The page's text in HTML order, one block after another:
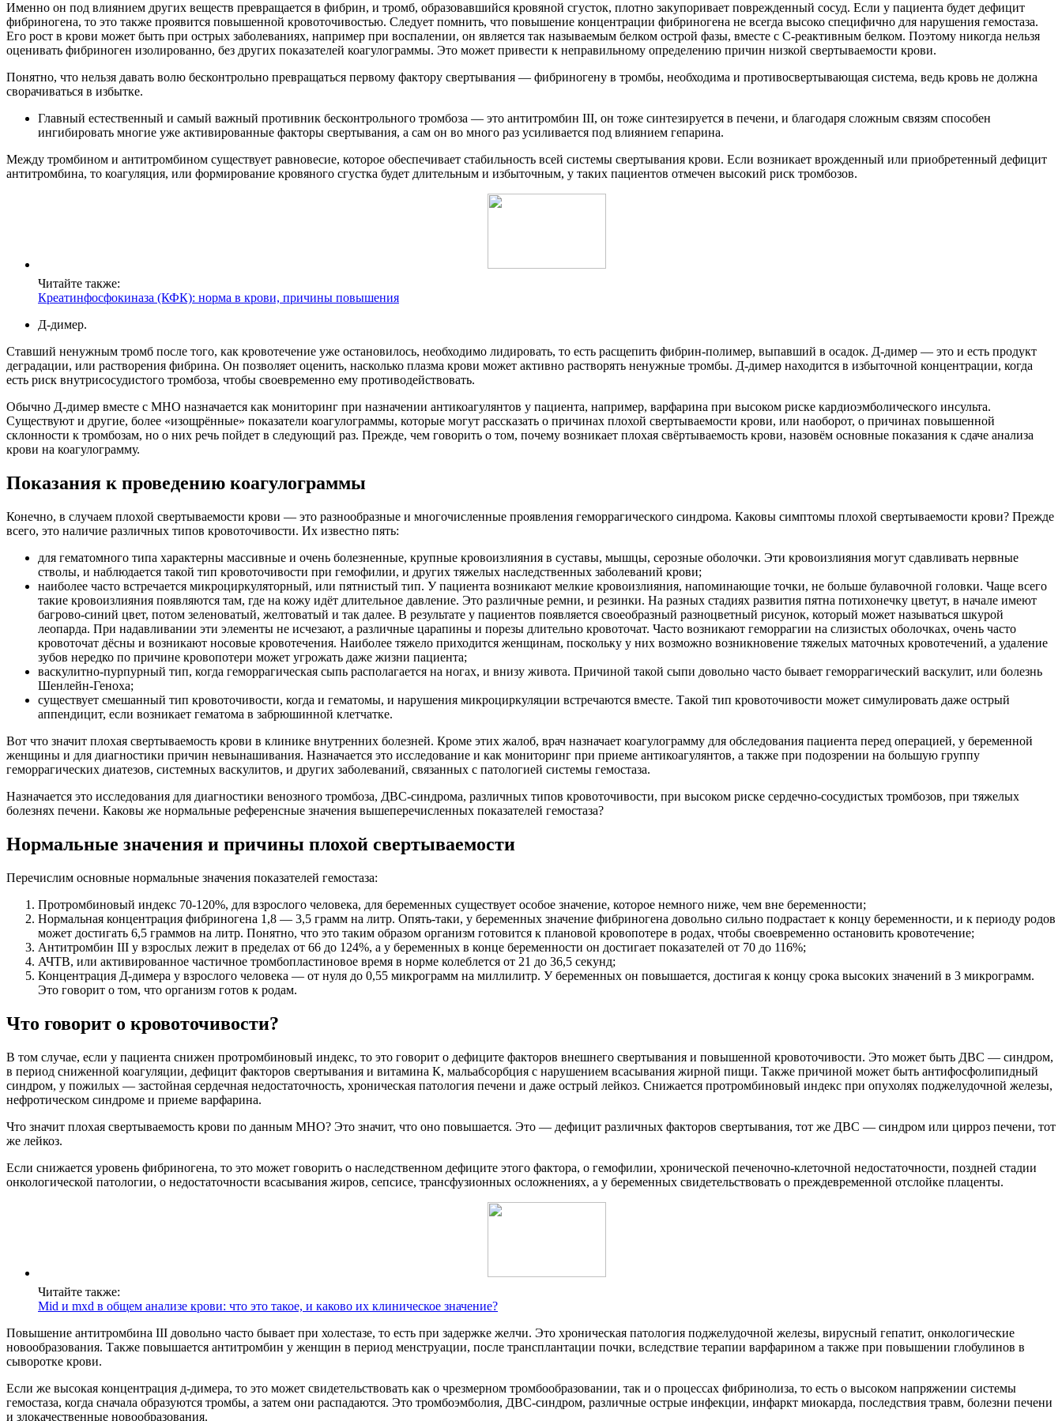
Именно он под влиянием других веществ превращается в фибрин, и тромб, образовавшийся кровяной сгусток, плотно закупоривает поврежденный сосуд. Если у пациента будет дефицит
фибриногена, то это также проявится повышенной кровоточивостью. Следует помнить, что повышение концентрации фибриногена не всегда высоко специфично для нарушения гемостаза.
Его рост в крови может быть при острых заболеваниях, например при воспалении, он является так называемым белком острой фазы, вместе с С-реактивным белком. Поэтому никогда нельзя
оценивать фибриноген изолированно, без других показателей коагулограммы. Это может привести к неправильному определению причин низкой свертываемости крови.
Понятно, что нельзя давать волю бесконтрольно превращаться первому фактору свертывания — фибриногену в тромбы, необходима и противосвертывающая система, ведь кровь не должна
сворачиваться в избытке.
Главный естественный и самый важный противник бесконтрольного тромбоза — это антитромбин III, он тоже синтезируется в печени, и благодаря сложным связям способен
ингибировать многие уже активированные факторы свертывания, а сам он во много раз усиливается под влиянием гепарина.
Между тромбином и антитромбином существует равновесие, которое обеспечивает стабильность всей системы свертывания крови. Если возникает врожденный или приобретенный дефицит
антитромбина, то коагуляция, или формирование кровяного сгустка будет длительным и избыточным, у таких пациентов отмечен высокий риск тромбозов.
Читайте также:
Креатинфосфокиназа (КФК): норма в крови, причины повышения
Д-димер.
Ставший ненужным тромб после того, как кровотечение уже остановилось, необходимо лидировать, то есть расщепить фибрин-полимер, выпавший в осадок. Д-димер — это и есть продукт
деградации, или растворения фибрина. Он позволяет оценить, насколько плазма крови может активно растворять ненужные тромбы. Д-димер находится в избыточной концентрации, когда
есть риск внутрисосудистого тромбоза, чтобы своевременно ему противодействовать.
Обычно Д-димер вместе с МНО назначается как мониторинг при назначении антикоагулянтов у пациента, например, варфарина при высоком риске кардиоэмболического инсульта.
Существуют и другие, более «изощрённые» показатели коагулограммы, которые могут рассказать о причинах плохой свертываемости крови, или наоборот, о причинах повышенной
склонности к тромбозам, но о них речь пойдет в следующий раз. Прежде, чем говорить о том, почему возникает плохая свёртываемость крови, назовём основные показания к сдаче анализа
крови на коагулограмму.
Показания к проведению коагулограммы
Конечно, в случаем плохой свертываемости крови — это разнообразные и многочисленные проявления геморрагического синдрома. Каковы симптомы плохой свертываемости крови? Прежде
всего, это наличие различных типов кровоточивости. Их известно пять:
для гематомного типа характерны массивные и очень болезненные, крупные кровоизлияния в суставы, мышцы, серозные оболочки. Эти кровоизлияния могут сдавливать нервные
стволы, и наблюдается такой тип кровоточивости при гемофилии, и других тяжелых наследственных заболеваний крови;
наиболее часто встречается микроциркуляторный, или пятнистый тип. У пациента возникают мелкие кровоизлияния, напоминающие точки, не больше булавочной головки. Чаще всего
такие кровоизлияния появляются там, где на кожу идёт длительное давление. Это различные ремни, и резинки. На разных стадиях развития пятна потихонечку цветут, в начале имеют
багрово-синий цвет, потом зеленоватый, желтоватый и так далее. В результате у пациентов появляется своеобразный разноцветный рисунок, который может называться шкурой
леопарда. При надавливании эти элементы не исчезают, а различные царапины и порезы длительно кровоточат. Часто возникают геморрагии на слизистых оболочках, очень часто
кровоточат дёсны и возникают носовые кровотечения. Наиболее тяжело приходится женщинам, поскольку у них возможно возникновение тяжелых маточных кровотечений, а удаление
зубов нередко по причине кровопотери может угрожать даже жизни пациента;
васкулитно-пурпурный тип, когда геморрагическая сыпь располагается на ногах, и внизу живота. Причиной такой сыпи довольно часто бывает геморрагический васкулит, или болезнь
Шенлейн-Геноха;
существует смешанный тип кровоточивости, когда и гематомы, и нарушения микроциркуляции встречаются вместе. Такой тип кровоточивости может симулировать даже острый
аппендицит, если возникает гематома в забрюшинной клетчатке.
Вот что значит плохая свертываемость крови в клинике внутренних болезней. Кроме этих жалоб, врач назначает коагулограмму для обследования пациента перед операцией, у беременной
женщины и для диагностики причин невынашивания. Назначается это исследование и как мониторинг при приеме антикоагулянтов, а также при подозрении на большую группу
геморрагических диатезов, системных васкулитов, и других заболеваний, связанных с патологией системы гемостаза.
Назначается это исследования для диагностики венозного тромбоза, ДВС-синдрома, различных типов кровоточивости, при высоком риске сердечно-сосудистых тромбозов, при тяжелых
болезнях печени. Каковы же нормальные референсные значения вышеперечисленных показателей гемостаза?
Нормальные значения и причины плохой свертываемости
Перечислим основные нормальные значения показателей гемостаза:
Протромбиновый индекс 70-120%, для взрослого человека, для беременных существует особое значение, которое немного ниже, чем вне беременности;
Нормальная концентрация фибриногена 1,8 — 3,5 грамм на литр. Опять-таки, у беременных значение фибриногена довольно сильно подрастает к концу беременности, и к периоду родов
может достигать 6,5 граммов на литр. Понятно, что это таким образом организм готовится к плановой кровопотере в родах, чтобы своевременно остановить кровотечение;
Антитромбин III у взрослых лежит в пределах от 66 до 124%, а у беременных в конце беременности он достигает показателей от 70 до 116%;
АЧТВ, или активированное частичное тромбопластиновое время в норме колеблется от 21 до 36,5 секунд;
Концентрация Д-димера у взрослого человека — от нуля до 0,55 микрограмм на миллилитр. У беременных он повышается, достигая к концу срока высоких значений в 3 микрограмм.
Это говорит о том, что организм готов к родам.
Что говорит о кровоточивости?
В том случае, если у пациента снижен протромбиновый индекс, то это говорит о дефиците факторов внешнего свертывания и повышенной кровоточивости. Это может быть ДВС — синдром,
в период сниженной коагуляции, дефицит факторов свертывания и витамина К, мальабсорбция с нарушением всасывания жирной пищи. Также причиной может быть антифосфолипидный
синдром, у пожилых — застойная сердечная недостаточность, хроническая патология печени и даже острый лейкоз. Снижается протромбиновый индекс при опухолях поджелудочной железы,
нефротическом синдроме и приеме варфарина.
Что значит плохая свертываемость крови по данным МНО? Это значит, что оно повышается. Это — дефицит различных факторов свертывания, тот же ДВС — синдром или цирроз печени, тот
же лейкоз.
Если снижается уровень фибриногена, то это может говорить о наследственном дефиците этого фактора, о гемофилии, хронической печеночно-клеточной недостаточности, поздней стадии
онкологической патологии, о недостаточности всасывания жиров, сепсисе, трансфузионных осложнениях, а у беременных свидетельствовать о преждевременной отслойке плаценты.
Читайте также:
Mid и mxd в общем анализе крови: что это такое, и каково их клиническое значение?
Повышение антитромбина III довольно часто бывает при холестазе, то есть при задержке желчи. Это хроническая патология поджелудочной железы, вирусный гепатит, онкологические
новообразования. Также повышается антитромбин у женщин в период менструации, после трансплантации почки, вследствие терапии варфарином а также при повышении глобулинов в
сыворотке крови.
Если же высокая концентрация д-димера, то это может свидетельствовать как о чрезмерном тромбообразовании, так и о процессах фибринолиза, то есть о высоком напряжении системы
гемостаза, когда сначала образуются тромбы, а затем они распадаются. Это тромбоэмболия, ДВС-синдром, различные острые инфекции, инфаркт миокарда, последствия травм, болезни печени
и злокачественные новообразования.